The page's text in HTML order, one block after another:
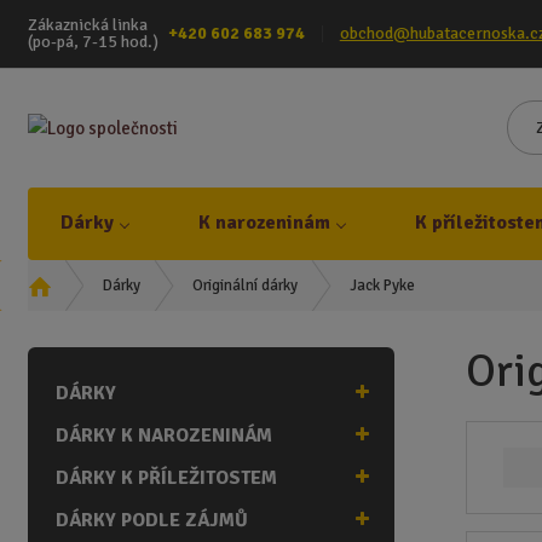
Zákaznická linka
(po-pá, 7-15 hod.) +420 602 683 974
Dárky K narozeninám K
Ú
n
s
a
Dárky Originální dárky Jack Pyke
DÁRKY
DÁRKY K NAROZENINÁM
DÁRKY K PŘÍLEŽITOSTEM
DÁRKY PODLE ZÁJMŮ